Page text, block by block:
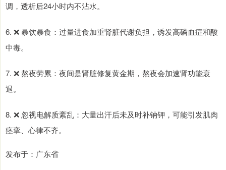
调，透析后24小时内不沾水。
6. ❌ 暴饮暴食：过量进食加重肾脏代谢负担，诱发高磷血症和酸
中毒。
7. ❌ 熬夜劳累：夜间是肾脏修复黄金期，熬夜会加速肾功能衰
退。
8. ❌ 忽视电解质紊乱：大量出汗后未及时补钠钾，可能引发肌肉
痉挛、心律不齐。
发布于：广东省